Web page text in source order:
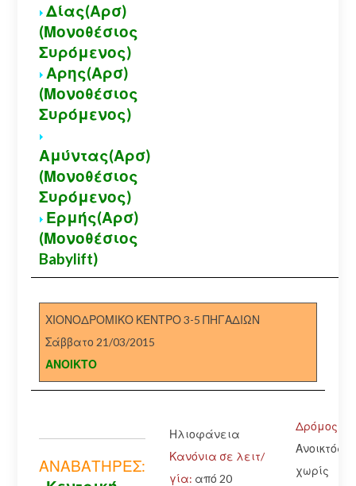
Δίας(Αρσ)
(Μονοθέσιος
Συρόμενος)
Αρης(Αρσ)
(Μονοθέσιος
Συρόμενος)
Αμύντας(Αρσ)
(Μονοθέσιος
Συρόμενος)
Ερμής(Αρσ)
(Μονοθέσιος
Babylift)
ΧΙΟΝΟΔΡΟΜΙΚΟ ΚΕΝΤΡΟ 3-5 ΠΗΓΑΔΙΩΝ
Σάββατο 21/03/2015
ΑΝΟΙΚΤΟ
ΑΝΑΒΑΤΗΡΕΣ:
Ηλιοφάνεια
Κανόνια σε λειτ/
γία: από 20
Δρόμος:
Ανοικτός
χωρίς